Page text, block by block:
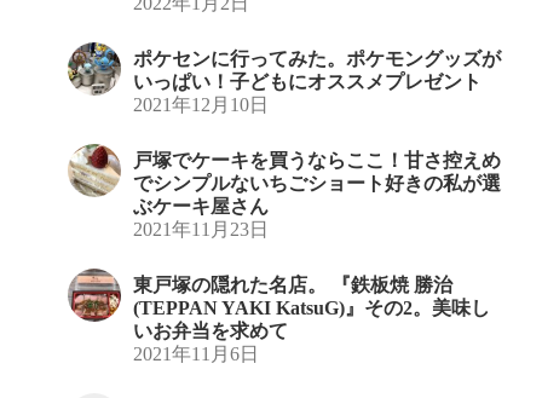
ポケセンに行ってみた。ポケモングッズが
いっぱい！子どもにオススメプレゼント
2021年12月10日
戸塚でケーキを買うならここ！甘さ控えめ
でシンプルないちごショート好きの私が選
ぶケーキ屋さん
2021年11月23日
東戸塚の隠れた名店。 『鉄板焼 勝治
(TEPPAN YAKI KatsuG)』その2。美味し
いお弁当を求めて
2021年11月6日